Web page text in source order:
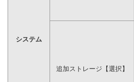
システム
追加ストレージ【選択】